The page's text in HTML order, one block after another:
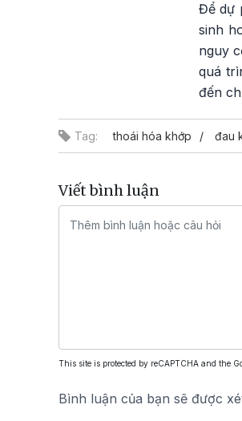
Để dự
sinh
nguy
quá
đến
Tag: thoái hóa khớp đau
Viết bình luận
This site is protected by reCAPTCHA and the
Bình luận của bạn sẽ được